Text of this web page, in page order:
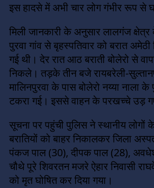
इस हादसे में अभी चार लोग गंभीर रूप से
मिली जानकारी के अनुसार लालगंज
पुरवा गांव से बृहस्पतिवार को बरात
गई थी। देर रात आठ बराती बोलेरो से
निकले। तड़के तीन बजे रायबरेली-
मालिनपुरवा के पास बोलेरो नय्या नाला
टकरा गई। इससे वाहन के परखच्चे उड़
सूचना पर पहुंची पुलिस ने स्थानीय लोगों
बरातियों को बाहर निकालकर जिला
पंकज पाल (30), दीपक पाल (28),
चौथे पूरे शिवरतन मजरे ऐहार निवासी
को मृत घोषित कर दिया गया।